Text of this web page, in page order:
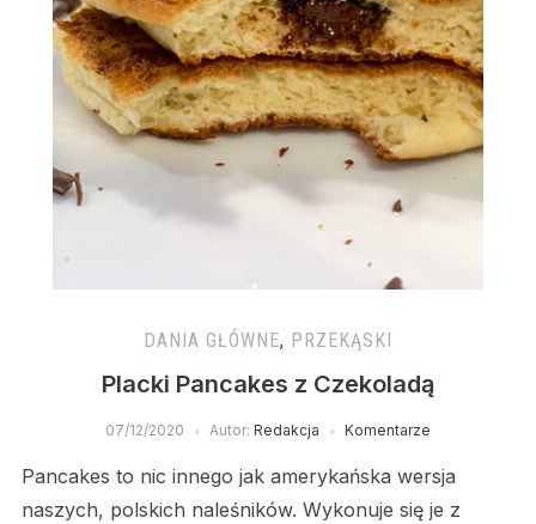
DANIA GŁÓWNE, PRZEKĄSKI
Placki Pancakes z Czekoladą
07/12/2020 Autor: Redakcja Komentarze
Pancakes to nic innego jak amerykańska wersja
naszych, polskich naleśników. Wykonuje się je z